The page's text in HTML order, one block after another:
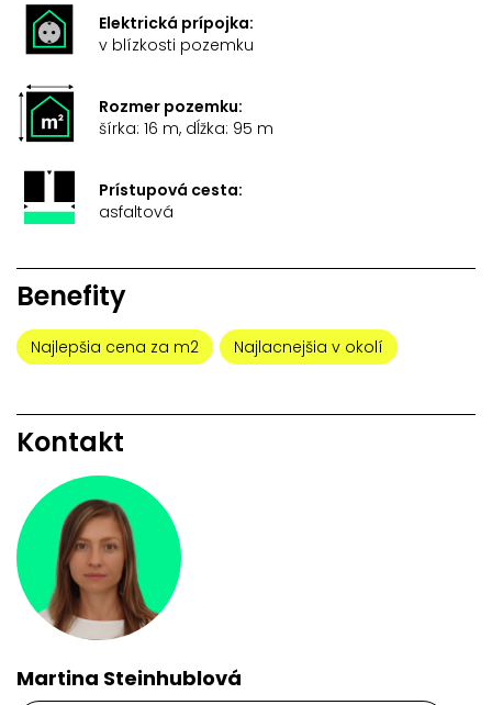
Elektrická prípojka:
v blízkosti pozemku
Rozmer pozemku:
šírka: 16 m, dĺžka: 95 m
Prístupová cesta:
asfaltová
Benefity
Najlepšia cena za m2 Najlacnejšia v okolí
Kontakt
Martina Steinhublová